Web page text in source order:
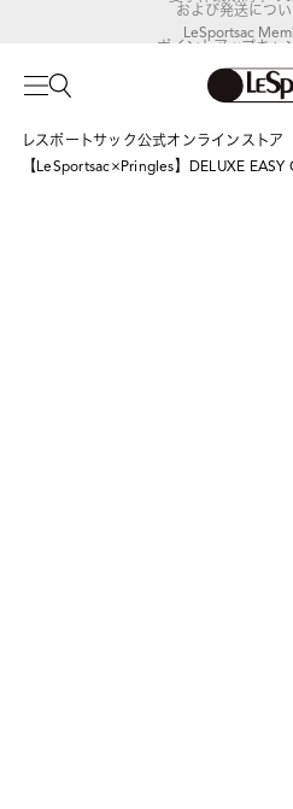
LeSportsac
ポイントアップキャ
レスポートサック公式オンラインストア
【LeSportsac×Pringles】DELUXE EASY